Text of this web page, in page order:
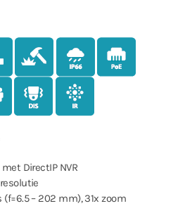
DirectIP NVR
(f=6.5 – 202 mm), 31x zoom